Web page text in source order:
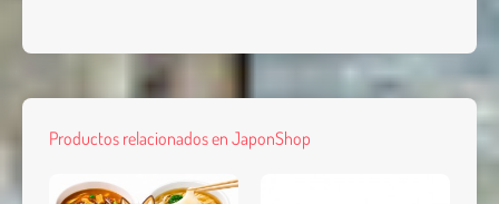
Productos relacionados en JaponShop